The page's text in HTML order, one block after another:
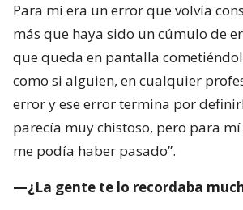
Para mí era un error que volvía
más que haya sido un cúmulo de
que queda en pantalla
como si alguien, en cualquier
error y ese error termina por
parecía muy chistoso, pero para
me podía haber pasado”.
—¿La gente te lo recordaba